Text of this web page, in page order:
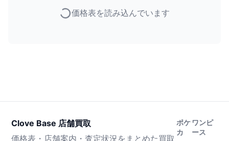
価格表を読み込んでいます
Clove Base 店舗買取
価格表・店舗案内・査定状況をまとめた買取
ポケ
カ
ワンピ
ース